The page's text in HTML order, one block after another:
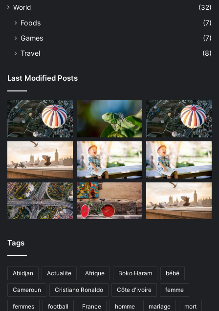
World
(32)
Foods
(7)
Games
(7)
Travel
(8)
Last Modified Posts
Tags
Abidjan Actualite Afrique Boko Haram bébé
Cameroun Cristiano Ronaldo Côte d'ivoire femme
femmes football France homme mariage mort